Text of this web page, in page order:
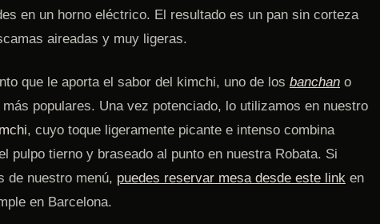
en un horno eléctrico. El resultado es un pan sin corteza
aireadas y muy ligeras.
que le aporta el sabor del kimchi, uno de los banchan o
populares. Una vez potenciado, lo utilizamos en nuestro
, cuyo toque ligeramente picante e intenso combina
pulpo tierno y braseado al punto en nuestra Robata. Si
de nuestro menú, puedes reservar mesa desde este link en
en Barcelona.